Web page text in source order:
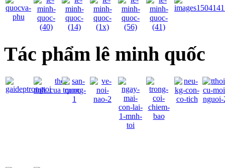
Tác phẩm lê minh quốc